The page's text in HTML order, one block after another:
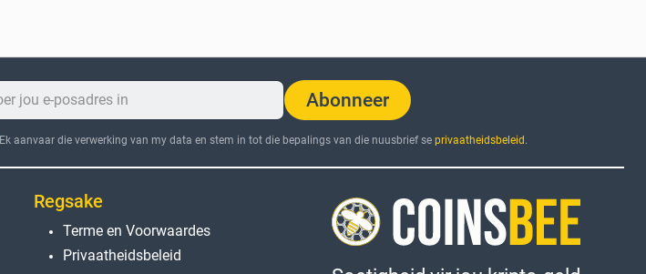
Abonneer
Ek aanvaar die verwerking van my data en stem in tot die bepalings van die nuusbrief se privaatheidsbeleid .
Regsake
Terme en Voorwaardes
Privaatheidsbeleid